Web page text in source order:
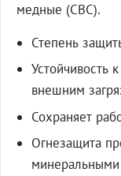
медные (СВС).
Степень
Устойчивость
внешним
Сохраняет
Огнезащита